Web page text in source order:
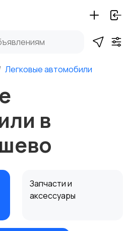
Легковые автомобили
в
Запчасти и
аксессуары